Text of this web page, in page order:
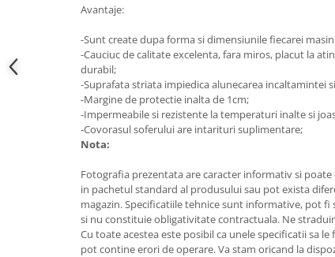
Alarme auto Alarme masina
Senzori parcare auto
Echipamente atelier
Consumabile Service
Instrumente Atelier
Set clipsuri auto de plastic
Piese si accesorii
Amortizoare hayon
Accesorii auto
Incalzire scaune
Avantaje:
-Sunt create dupa forma si dimensiunile fiecarei
-Cauciuc de calitate excelenta, fara miros, placut la
durabil;
-Suprafata striata impiedica alunecarea incaltamintei
-Margine de protectie inalta de 1cm;
-Impermeabile si rezistente la temperaturi inalte si
-Covorasul soferului are intarituri suplimentare;
Nota:
Fotografia prezentata are caracter informativ si
in pachetul standard al produsului sau pot exista
magazin. Specificatiile tehnice sunt informative, pot
si nu constituie obligativitate contractuala. Ne
Cu toate acestea este posibil ca unele specificatii sa
pot contine erori de operare. Va stam oricand la